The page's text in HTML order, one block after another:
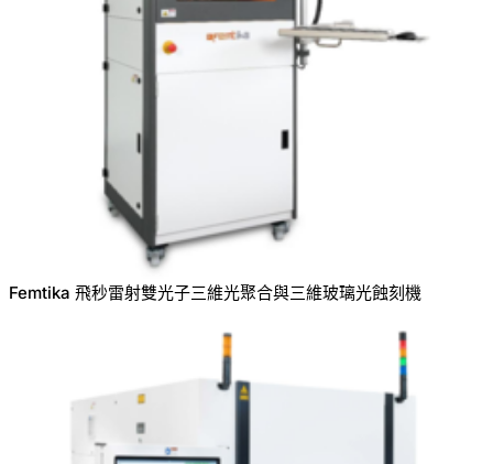
Femtika 飛秒雷射雙光子三維光聚合與三維玻璃光蝕刻機